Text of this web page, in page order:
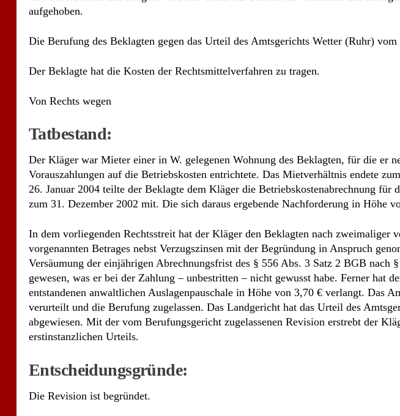
aufgehoben.
Die Berufung des Beklagten gegen das Urteil des Amtsgerichts Wetter (Ruhr)
Der Beklagte hat die Kosten der Rechtsmittelverfahren zu tragen.
Von Rechts wegen
Tatbestand:
Der Kläger war Mieter einer in W. gelegenen Wohnung des Beklagten, für die er
Vorauszahlungen auf die Betriebskosten entrichtete. Das Mietverhältnis endete
26. Januar 2004 teilte der Beklagte dem Kläger die Betriebskostenabrechnung für
zum 31. Dezember 2002 mit. Die sich daraus ergebende Nachforderung in Höhe
In dem vorliegenden Rechtsstreit hat der Kläger den Beklagten nach zweimaliger
vorgenannten Betrages nebst Verzugszinsen mit der Begründung in Anspruch
Versäumung der einjährigen Abrechnungsfrist des § 556 Abs. 3 Satz 2 BGB nach
gewesen, was er bei der Zahlung – unbestritten – nicht gewusst habe. Ferner hat
entstandenen anwaltlichen Auslagenpauschale in Höhe von 3,70 € verlangt. Das
verurteilt und die Berufung zugelassen. Das Landgericht hat das Urteil des
abgewiesen. Mit der vom Berufungsgericht zugelassenen Revision erstrebt der
erstinstanzlichen Urteils.
Entscheidungsgründe:
Die Revision ist begründet.